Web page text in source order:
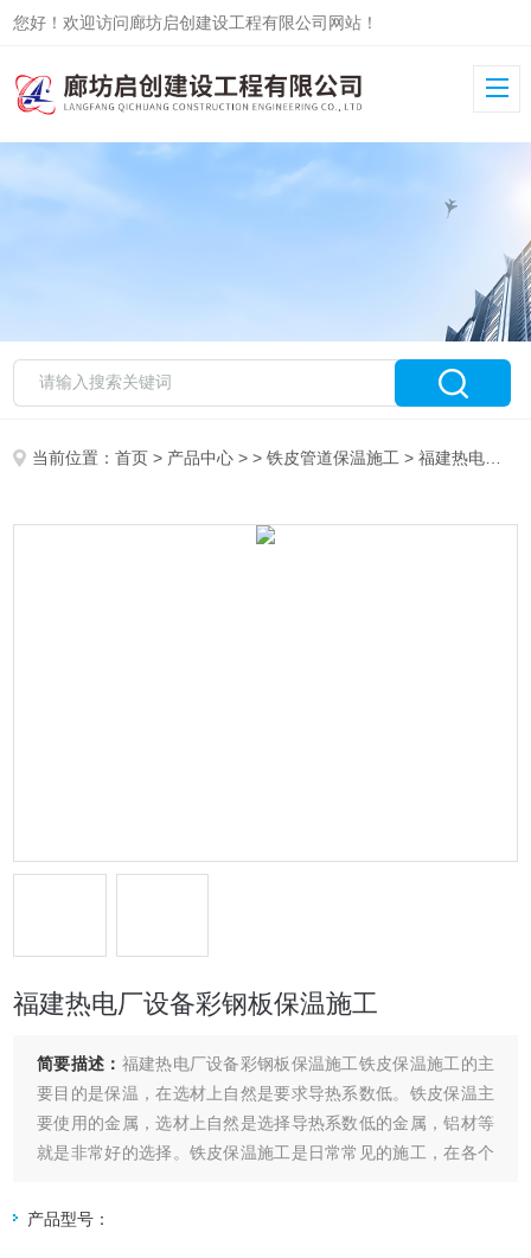
您好！欢迎访问廊坊启创建设工程有限公司网站！
当前位置：首页 > 产品中心 > >铁皮管道保温施工 > 福建热电厂设备彩钢板保温施工
福建热电厂设备彩钢板保温施工
简要描述： 福建热电厂设备彩钢板保温施工铁皮保温施工的主
要目的是保温，在选材上自然是要求导热系数低。铁皮保温主
要使用的金属，选材上自然是选择导热系数低的金属，铝材等
就是非常好的选择。铁皮保温施工是日常常见的施工，在各个
关具体内容，只有铁皮保温施工队人员进行的。
产品型号：